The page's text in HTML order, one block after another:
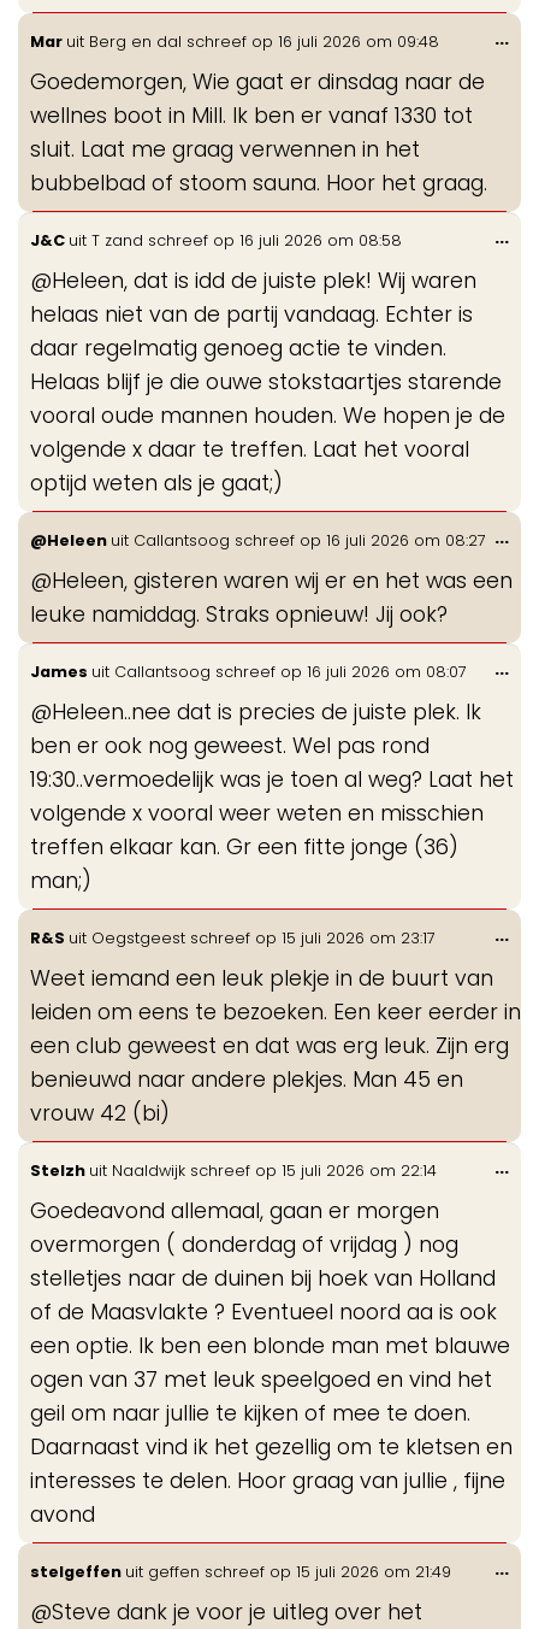
Mar uit Berg en dal schreef op 16 juli 2026 om 09:48
Goedemorgen, Wie gaat er dinsdag naar de
wellnes boot in Mill. Ik ben er vanaf 1330 tot
sluit. Laat me graag verwennen in het
bubbelbad of stoom sauna. Hoor het graag.
...
J&C uit T zand schreef op 16 juli 2026 om 08:58
@Heleen, dat is idd de juiste plek! Wij waren
helaas niet van de partij vandaag. Echter is
daar regelmatig genoeg actie te vinden.
Helaas blijf je die ouwe stokstaartjes starende
vooral oude mannen houden. We hopen je de
volgende x daar te treffen. Laat het vooral
optijd weten als je gaat;)
...
@Heleen uit Callantsoog schreef op 16 juli 2026 om 08:27
@Heleen, gisteren waren wij er en het was een
leuke namiddag. Straks opnieuw! Jij ook?
...
James uit Callantsoog schreef op 16 juli 2026 om 08:07
@Heleen..nee dat is precies de juiste plek. Ik
ben er ook nog geweest. Wel pas rond
19:30..vermoedelijk was je toen al weg? Laat het
volgende x vooral weer weten en misschien
treffen elkaar kan. Gr een fitte jonge (36)
man;)
...
R&S uit Oegstgeest schreef op 15 juli 2026 om 23:17
Weet iemand een leuk plekje in de buurt van
leiden om eens te bezoeken. Een keer eerder in
een club geweest en dat was erg leuk. Zijn erg
benieuwd naar andere plekjes. Man 45 en
vrouw 42 (bi)
...
Stelzh uit Naaldwijk schreef op 15 juli 2026 om 22:14
Goedeavond allemaal, gaan er morgen
overmorgen ( donderdag of vrijdag ) nog
stelletjes naar de duinen bij hoek van Holland
of de Maasvlakte ? Eventueel noord aa is ook
een optie. Ik ben een blonde man met blauwe
ogen van 37 met leuk speelgoed en vind het
geil om naar jullie te kijken of mee te doen.
Daarnaast vind ik het gezellig om te kletsen en
interesses te delen. Hoor graag van jullie , fijne
avond
...
stelgeffen uit geffen schreef op 15 juli 2026 om 21:49
@Steve dank je voor je uitleg over het
...